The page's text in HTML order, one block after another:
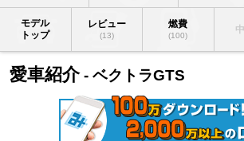
モデル
トップ
レビュー
(13)
燃費
(100)
愛車紹介- ベクトラGTS